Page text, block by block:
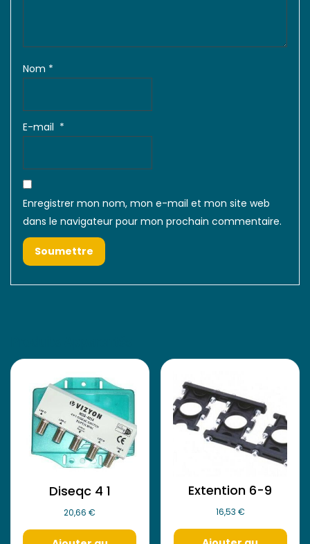
Nom *
E-mail *
Enregistrer mon nom, mon e-mail et mon site web
dans le navigateur pour mon prochain commentaire.
Diseqc 4 1
20,66€
Extention 6-9
16,53 €